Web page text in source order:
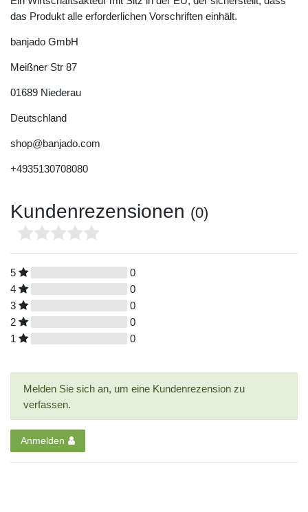
das Produkt alle erforderlichen Vorschriften einhält.
banjado GmbH
Meißner Str 87
01689 Niederau
Deutschland
shop@banjado.com
+4935130708080
Kundenrezensionen (0)
5
0
4
0
3
0
2
0
1
0
Melden Sie sich an, um eine Kundenrezension zu
verfassen.
Anmelden